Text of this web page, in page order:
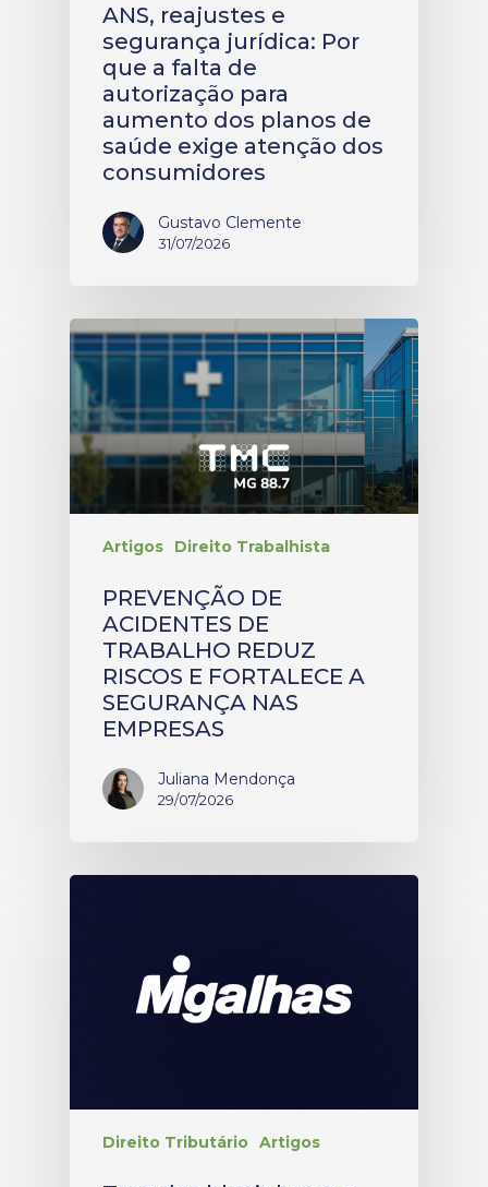
ANS, reajustes e
segurança jurídica: Por
que a falta de
autorização para
aumento dos planos de
saúde exige atenção dos
consumidores
Gustavo Clemente
31/07/2026
Artigos Direito Trabalhista
PREVENÇÃO DE
ACIDENTES DE
TRABALHO REDUZ
RISCOS E FORTALECE A
SEGURANÇA NAS
EMPRESAS
Juliana Mendonça
29/07/2026
Direito Tributário Artigos